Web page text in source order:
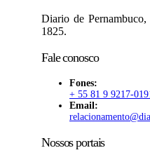
Diario de Pernambuco,
1825.
Fale conosco
Fones:
+ 55 81 9 9217-
Email:
Nossos portais